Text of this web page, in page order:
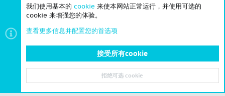
顶部 底部
我们使用基本的 cookie 来使本网站正常运行，并使用可选的
cookie 来增强您的体验。
查看更多信息并配置您的首选项
接受所有cookie
拒绝可选 cookie